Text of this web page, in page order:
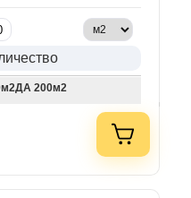
ДА 200м2